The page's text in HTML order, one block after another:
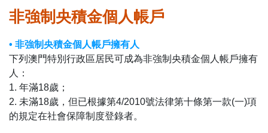
表格下載區
非強制央積金個人帳戶
• 非強制央積金個人帳戶擁有人
下列澳門特別行政區居民可成為非強制央積金個人帳戶擁有
人：
1. 年滿18歲；
2. 未滿18歲，但已根據第4/2010號法律第十條第一款(一)項
的規定在社會保障制度登錄者。